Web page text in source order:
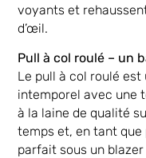
voyants et
d’œil.
Pull à col roulé – un
Le pull à col roulé
intemporel avec une
à la laine de qualité
temps et, en tant
parfait sous un